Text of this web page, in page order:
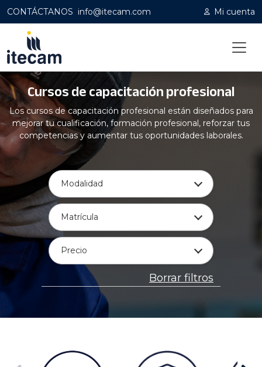
CONTÁCTANOS info@itecam.com Mi cuenta
Home | Capacitación profesional
Cursos de capacitación profesional
Los cursos de capacitación profesional están diseñados para
mejorar tu cualificación, formación profesional, reforzar tus
competencias y aumentar tus oportunidades laborales.
Modalidad
Matrícula
Precio
Borrar filtros